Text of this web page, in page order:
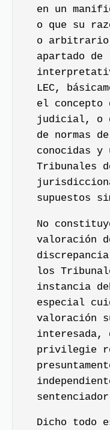
en un
o que su
o
apartado
LEC,
el concepto
judicial, o
de normas
conocidas
Tribunales
supuestos
No
valoración
los
instancia
especial
valoración
interesada,
privilegie
Dicho todo